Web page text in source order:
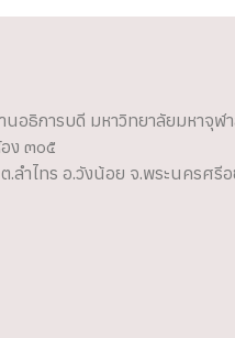
นอธิการบดี มหาวิทยาลัยมหาจุฬ
ง ๓๐๕
.ลำไทร อ.วังน้อย จ.พระนครศรี